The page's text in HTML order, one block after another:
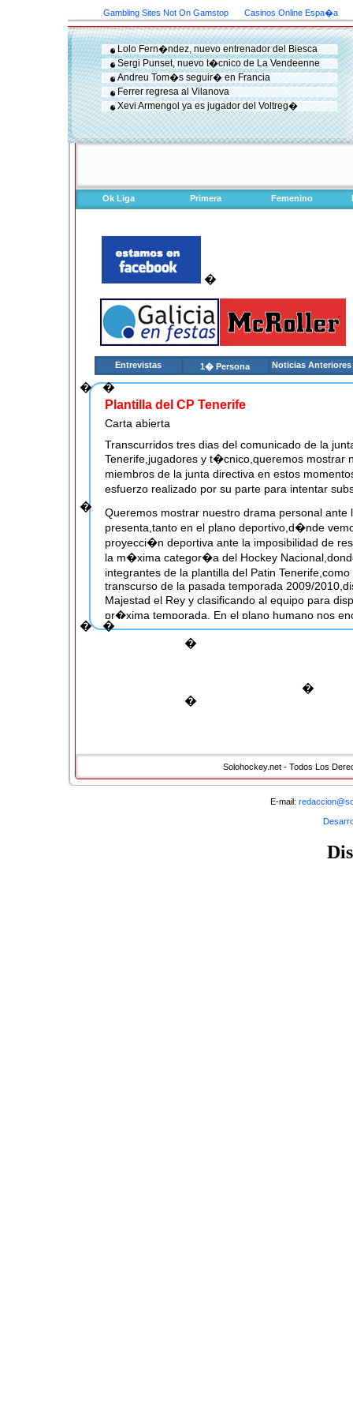
Gambling Sites Not On Gamstop Casinos Online Espa�a
Lolo Fern�ndez, nuevo entrenador del Biesca
Sergi Punset, nuevo t�cnico de La Vendeenne
Andreu Tom�s seguir� en Francia
Ferrer regresa al Vilanova
Xevi Armengol ya es jugador del Voltreg�
Ok Liga Primera Femenino
�
Entrevistas 1� Persona Noticias Anteriores
� �
�
Plantilla del CP Tenerife
Carta abierta
Transcurridos tres dias del comunicado de la
Tenerife,jugadores y t�cnico,queremos mostrar
miembros de la junta directiva en estos
esfuerzo realizado por su parte para intentar
Queremos mostrar nuestro drama personal
presenta,tanto en el plano deportivo,d�nde
proyecci�n deportiva ante la imposibilidad de
la m�xima categor�a del Hockey
integrantes de la plantilla del Patin
transcurso de la pasada temporada 2009/
Majestad el Rey y clasificando al equipo para
pr�xima temporada. En el plano humano nos
de un abismo,hace tan s�lo unas
profesional asegurado para la pr�xima
p�blicamente que nuestro inter�s sigue
en nuestra disciplina deportiva,y el de
que se hablan no s�n muy elevadas a
�
�
�
�
�
Solohockey.net - Todos Los
E-mail: